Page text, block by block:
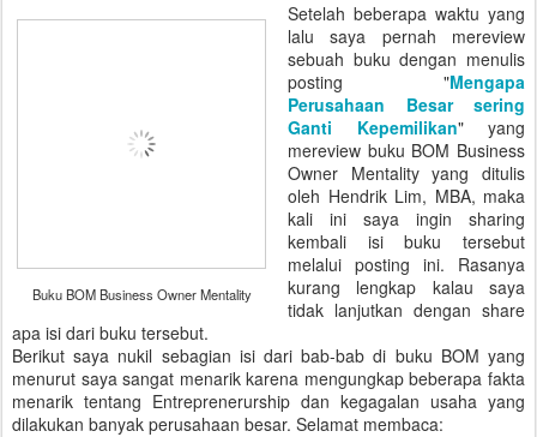
Buku BOM Business Owner Mentality
Setelah beberapa waktu yang
lalu saya pernah mereview
sebuah buku dengan menulis
posting "Mengapa
Perusahaan Besar sering
Ganti Kepemilikan" yang
mereview buku BOM Business
Owner Mentality yang ditulis
oleh Hendrik Lim, MBA, maka
kali ini saya ingin sharing
kembali isi buku tersebut
melalui posting ini. Rasanya
kurang lengkap kalau saya
tidak lanjutkan dengan share
apa isi dari buku tersebut.
Berikut saya nukil sebagian isi dari bab-bab di buku BOM yang
menurut saya sangat menarik karena mengungkap beberapa fakta
menarik tentang Entreprenerurship dan kegagalan usaha yang
dilakukan banyak perusahaan besar. Selamat membaca: